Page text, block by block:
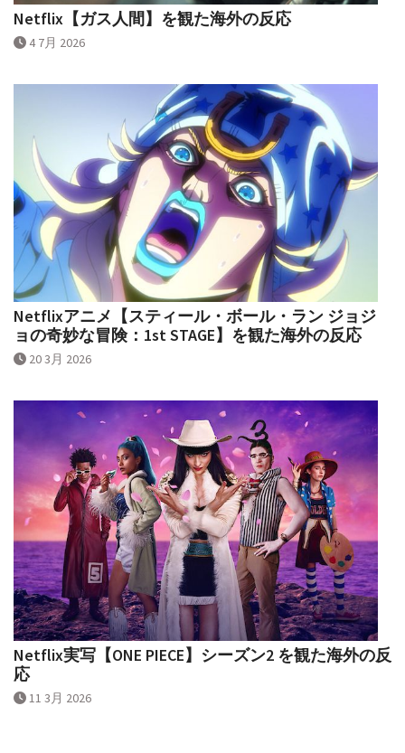
Netflix【ガス人間】を観た海外の反応
4 7月 2026
Netflixアニメ【スティール・ボール・ラン ジョジ
ョの奇妙な冒険：1st STAGE】を観た海外の反応
20 3月 2026
Netflix実写【ONE PIECE】シーズン2 を観た海外の反
応
11 3月 2026